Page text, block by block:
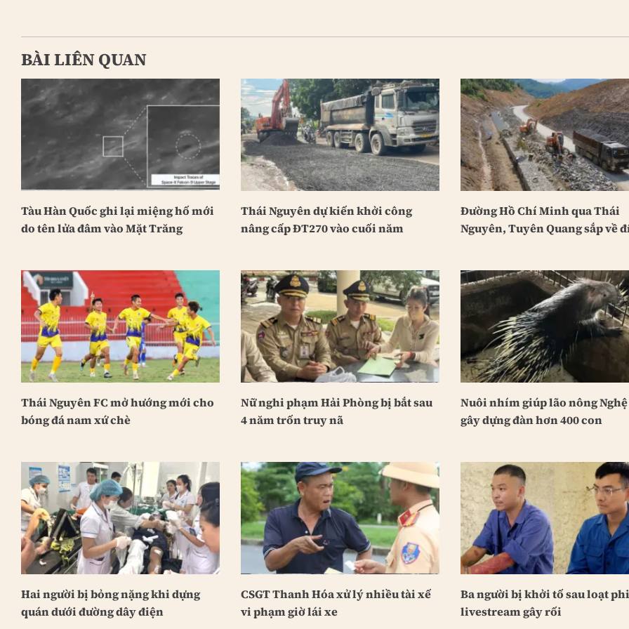
BÀI LIÊN QUAN
Tàu Hàn Quốc ghi lại miệng hố mới
do tên lửa đâm vào Mặt Trăng
Thái Nguyên dự kiến khởi công
nâng cấp ĐT270 vào cuối năm
Đường Hồ Chí Minh qua Thái
Nguyên, Tuyên Quang sắp về
Thái Nguyên FC mở hướng mới cho
bóng đá nam xứ chè
Nữ nghi phạm Hải Phòng bị bắt sau
4 năm trốn truy nã
Nuôi nhím giúp lão nông
gây dựng đàn hơn 400 con
Hai người bị bỏng nặng khi dựng
quán dưới đường dây điện
CSGT Thanh Hóa xử lý nhiều tài xế
vi phạm giờ lái xe
Ba người bị khởi tố sau loạt
livestream gây rối